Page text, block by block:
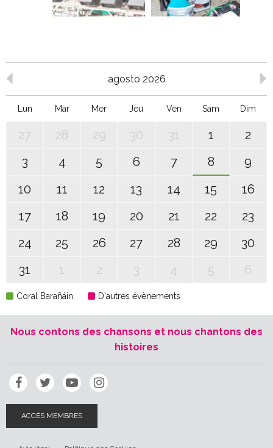
agosto 2026
Lun Mar Mer Jeu Ven Sam Dim
27 28 29 30 31 1
2
3
4 5 6 7 8
9
10
11 12 13 14 15
16
17
18 19 20 21 22
23
24
25 26 27 28 29
30
31
1 2 3 4 5 6
Coral Barañáin D'autres évènements
Nous contons des chansons et nous chantons des
histoires
ACCÈS MEMBRES